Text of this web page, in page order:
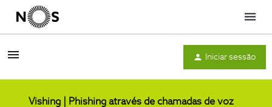
Menu
Iniciar sessão
Vishing | Phishing através de chamadas de voz